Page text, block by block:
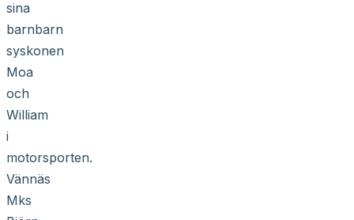
sina
barnbarn
syskonen
Moa
och
William
i
motorsporten.
Vännäs
Mks